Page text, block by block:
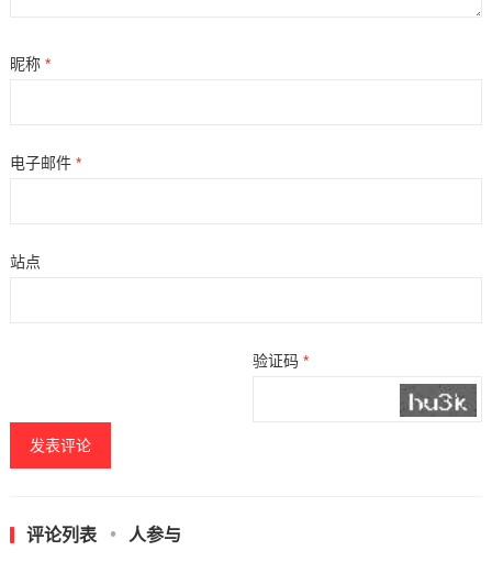
昵称 *
电子邮件 *
站点
验证码*
评论列表 人参与